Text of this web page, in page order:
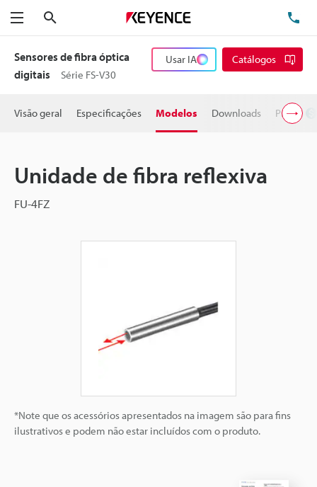
Menu
Sensores de fibra óptica
digitais
Série FS-V30
Usar IA Catálogos
Visão geral Especificações Modelos Downloads Preço
Unidade de fibra reflexiva
FU-4FZ
*Note que os acessórios apresentados na imagem são para fins
ilustrativos e podem não estar incluídos com o produto.